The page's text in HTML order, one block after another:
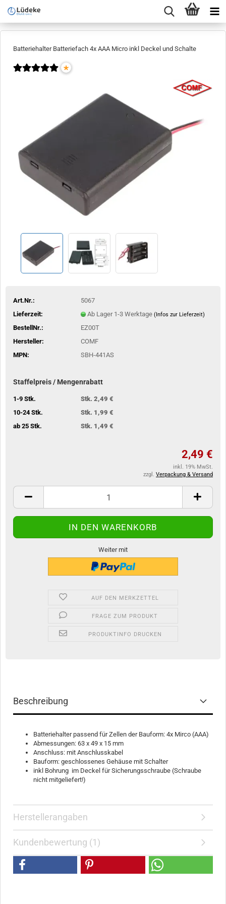
Batteriehalter Batteriefach 4x AAA Micro inkl Deckel und Schalte
*
Art.Nr.:
5067
Lieferzeit:
Ab Lager 1-3 Werktage (Infos zur Lieferzeit)
BestellNr.:
EZ00T
Hersteller:
COMF
MPN:
SBH-441AS
Staffelpreis / Mengenrabatt
1-9 Stk.
Stk. 2,49 €
10-24 Stk.
Stk. 1,99 €
ab 25 Stk.
Stk. 1,49 €
2,49 €
inkl. 19% MwSt.
zzgl. Verpackung & Versand
Weiter mit
AUF DEN MERKZETTEL
FRAGE ZUM PRODUKT
PRODUKTINFO DRUCKEN
Beschreibung
Batteriehalter passend für Zellen der Bauform: 4x Mirco (AAA)
Abmessungen: 63 x 49 x 15 mm
Anschluss: mit Anschlusskabel
Bauform: geschlossenes Gehäuse mit Schalter
inkl Bohrung im Deckel für Sicherungsschraube (Schraube
nicht mitgeliefert!)
Herstellerangaben
Kundenbewertung (1)